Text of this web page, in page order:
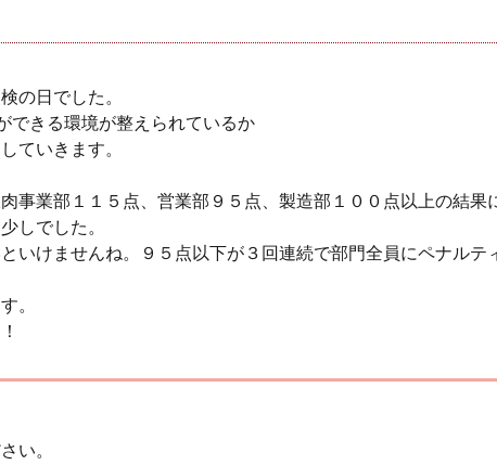
の日でした。
できる環境が整えられているか
ていきます。
事業部１１５点、営業部９５点、製造部１００点以上の結果
しでした。
いけませんね。９５点以下が３回連続で部門全員にペナル
。
い。